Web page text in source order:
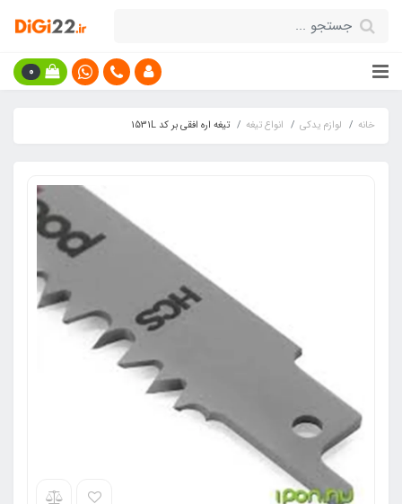
0
خانه لوازم یدکی انواع تیغه تیغه اره افقی بر کد 1531L